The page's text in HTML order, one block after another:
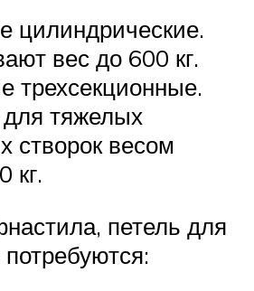
цилиндрические.
вес до 600 кг.
трехсекционные.
тяжелых
створок весом
кг.
петель для
потребуются: